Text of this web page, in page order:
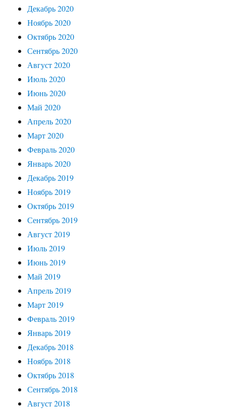
Декабрь 2020
Ноябрь 2020
Октябрь 2020
Сентябрь 2020
Август 2020
Июль 2020
Июнь 2020
Май 2020
Апрель 2020
Март 2020
Февраль 2020
Январь 2020
Декабрь 2019
Ноябрь 2019
Октябрь 2019
Сентябрь 2019
Август 2019
Июль 2019
Июнь 2019
Май 2019
Апрель 2019
Март 2019
Февраль 2019
Январь 2019
Декабрь 2018
Ноябрь 2018
Октябрь 2018
Сентябрь 2018
Август 2018